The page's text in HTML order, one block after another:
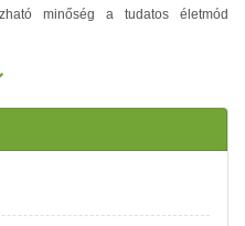
minőség a tudatos életmód